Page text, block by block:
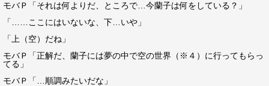
モバＰ「それは何よりだ、ところで…今蘭子は何をしている？」
「……ここにはいないな、下…いや」
「上（空）だね」
モバＰ「正解だ、蘭子には夢の中で空の世界（※４）に行ってもらっ
てる」
モバＰ「…順調みたいだな」